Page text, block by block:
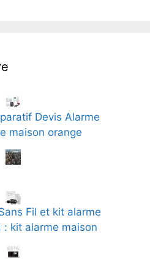
Devis Alarme
maison orange
Fil et kit alarme
: kit alarme maison